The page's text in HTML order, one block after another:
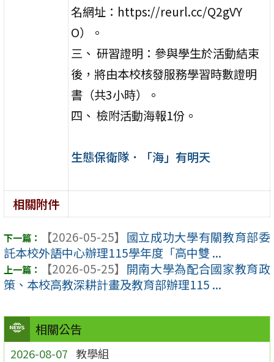
相關公告
2026-08-07 教學組
名網址：https://reurl.cc/Q2gVY
O）。
三、 研習證明：參與學生於活動結束
後，將由本校核發服務學習時數證明
書（共3小時）。
四、 檢附活動海報1份。
生態保衛隊．「海」有明天
相關附件
【2026-05-25】 國立成功大學有關教育部委
託本校外語中心辦理115學年度「高中雙 ...
【2026-05-25】 開南大學為配合國家教育政
策、本校高教深耕計畫及教育部辦理115 ...